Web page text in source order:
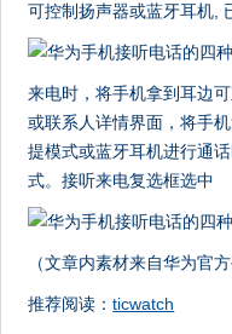
可控制扬声器或蓝牙耳机,
来电时，将手机拿到耳边
或联系人详情界面，将手
提模式或蓝牙耳机进行通
式。接听来电复选框选中
（文章内素材来自华为官
推荐阅读：ticwatch